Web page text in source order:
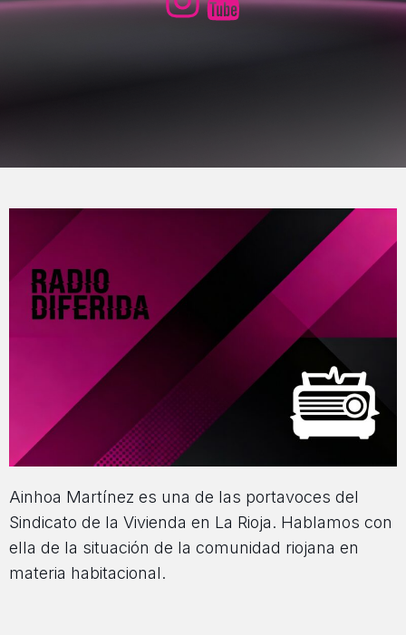
Ainhoa Martínez es una de las portavoces del
Sindicato de la Vivienda en La Rioja. Hablamos con
ella de la situación de la comunidad riojana en
materia habitacional.